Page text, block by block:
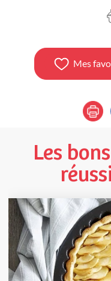
Mes
Les